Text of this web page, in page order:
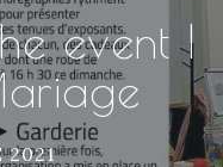
event |
2021